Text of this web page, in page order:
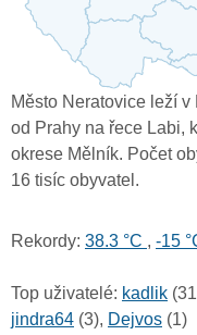
Město Neratovice leží
od Prahy na řece Labi,
okrese Mělník. Počet
16 tisíc obyvatel.
Rekordy: 38.3 °C , -15
Top uživatelé: kadlik
jindra64 (3), Dejvos (1)